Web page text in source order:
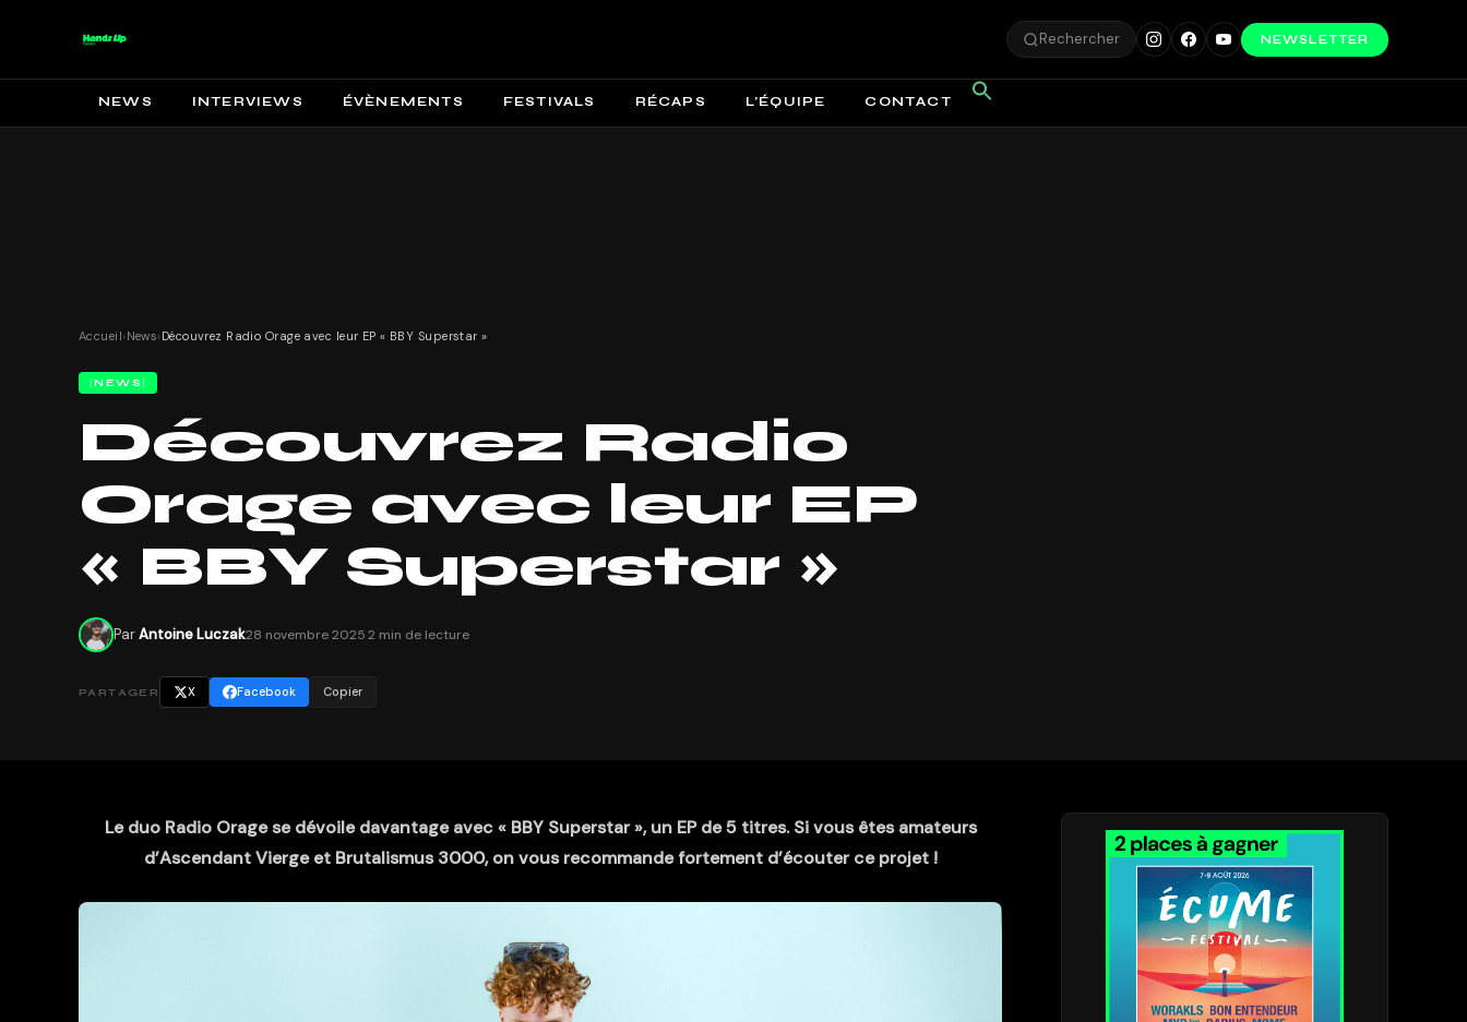
Rechercher NEWSLETTER
NEWS INTERVIEWS ÉVÈNEMENTS FESTIVALS RÉCAPS L’ÉQUIPE CONTACT
Accueil› News› Découvrez Radio Orage avec leur EP « BBY Superstar »
NEWS
Découvrez Radio
Orage avec leur EP
« BBY Superstar »
ParAntoine Luczak28 novembre 20252 min de lecture
PARTAGER X Facebook Copier
Le duo Radio Orage se dévoile davantage avec « BBY Superstar », un EP de 5 titres. Si vous êtes amateurs
d’Ascendant Vierge et Brutalismus 3000, on vous recommande fortement d’écouter ce projet !